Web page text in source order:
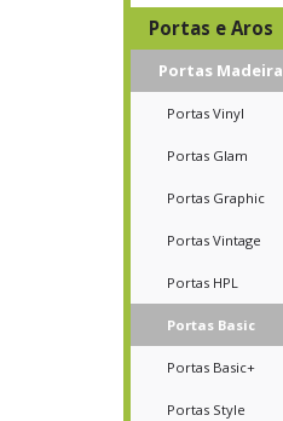
Portas e Aros
Portas Madeira
Portas Vinyl
Portas Glam
Portas Graphic
Portas Vintage
Portas HPL
Portas Basic
Portas Basic+
Portas Style